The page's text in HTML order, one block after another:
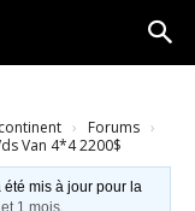
› Forums ›
Van 4*4 2200$
mis à jour pour la
1 mois.